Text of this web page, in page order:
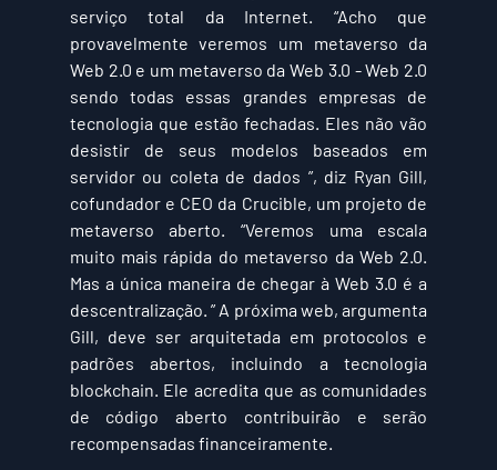
serviço total da Internet. “Acho que
provavelmente veremos um metaverso da
Web 2.0 e um metaverso da Web 3.0 - Web 2.0
sendo todas essas grandes empresas de
tecnologia que estão fechadas. Eles não vão
desistir de seus modelos baseados em
servidor ou coleta de dados ”, diz Ryan Gill,
cofundador e CEO da Crucible, um projeto de
metaverso aberto. “Veremos uma escala
muito mais rápida do metaverso da Web 2.0.
Mas a única maneira de chegar à Web 3.0 é a
descentralização. ” A próxima web, argumenta
Gill, deve ser arquitetada em protocolos e
padrões abertos, incluindo a tecnologia
blockchain. Ele acredita que as comunidades
de código aberto contribuirão e serão
recompensadas financeiramente.